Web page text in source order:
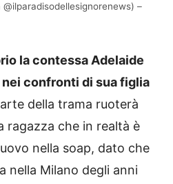
–
la contessa Adelaide
confronti di sua figlia
della trama ruoterà
ragazza che in realtà è
nella soap, dato che
nella Milano degli anni